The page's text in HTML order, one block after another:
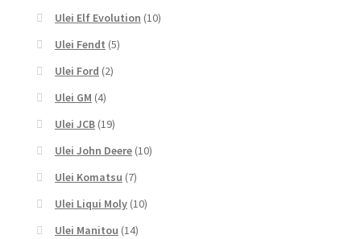
Ulei Elf Evolution (10)
Ulei Fendt (5)
Ulei Ford (2)
Ulei GM (4)
Ulei JCB (19)
Ulei John Deere (10)
Ulei Komatsu (7)
Ulei Liqui Moly (10)
Ulei Manitou (14)